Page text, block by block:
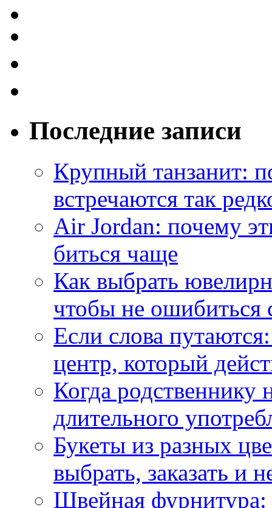
Последние записи
Крупный танзанит:
встречаются так
Air Jordan: почему
биться чаще
Как выбрать
чтобы не ошибиться
Если слова
центр, который
Когда
длительного
Букеты из разных
выбрать, заказать и
Швейная фурнитура: